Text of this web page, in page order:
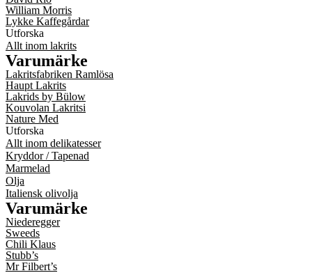
William Morris
Lykke Kaffegårdar
Utforska
Allt inom lakrits
Varumärke
Lakritsfabriken Ramlösa
Haupt Lakrits
Lakrids by Bülow
Kouvolan Lakritsi
Nature Med
Utforska
Allt inom delikatesser
Kryddor / Tapenad
Marmelad
Olja
Italiensk olivolja
Varumärke
Niederegger
Sweeds
Chili Klaus
Stubb’s
Mr Filbert’s